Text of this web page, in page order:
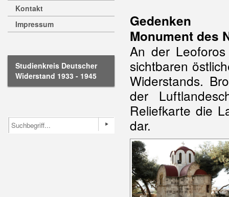
Kontakt
Impressum
Studienkreis Deutscher
Widerstand 1933 - 1945
Gedenken
Monument des
An der
sichtbaren
Widerstands.
der
Reliefkarte die
dar.